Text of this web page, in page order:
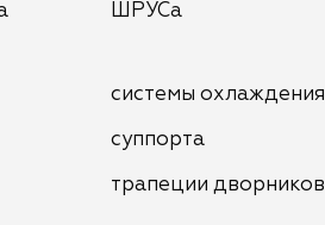
ШРУСа
системы охлаждения
суппорта
трапеции дворников